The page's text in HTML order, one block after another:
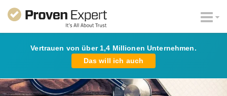
Vertrauen von über 1,4 Millionen Unternehmen.
Das will ich auch